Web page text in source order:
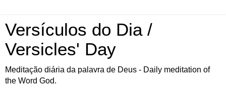
Versículos do Dia /
Versicles' Day
Meditação diária da palavra de Deus - Daily meditation of
the Word God.